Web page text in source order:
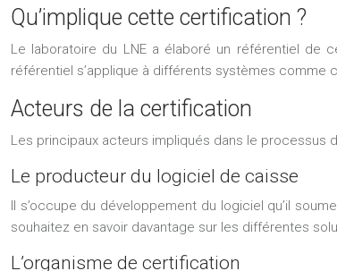
Qu’implique cette certification ?
Le laboratoire du LNE a élaboré un référentiel de
référentiel s’applique à différents systèmes comme
Acteurs de la certification
Les principaux acteurs impliqués dans le processus
Le producteur du logiciel de caisse
Il s’occupe du développement du logiciel qu’il
souhaitez en savoir davantage sur les différentes
L’organisme de certification